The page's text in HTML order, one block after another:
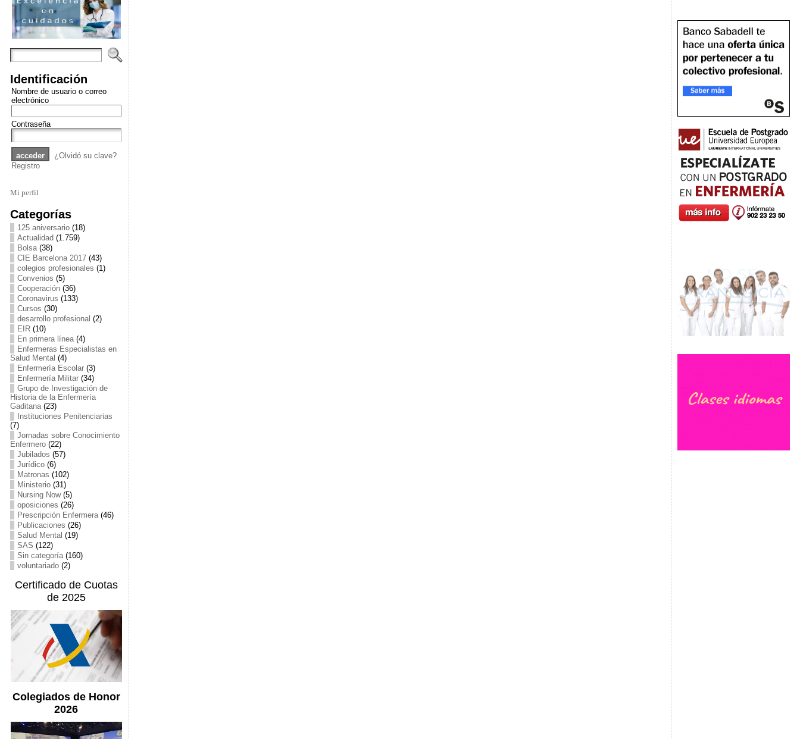
Identificación
Nombre de usuario o correo
electrónico
Contraseña
¿Olvidó su clave?
Registro
Mi perfil
Categorías
125 aniversario(18)
Actualidad (1.759)
Bolsa(38)
CIE Barcelona 2017(43)
colegios profesionales (1)
Convenios (5)
Cooperación(36)
Coronavirus (133)
Cursos (30)
desarrollo profesional (2)
EIR(10)
En primera línea(4)
Enfermeras Especialistas en
Salud Mental (4)
Enfermería Escolar(3)
Enfermería Militar(34)
Grupo de Investigación de
Historia de la Enfermería
Gaditana(23)
Instituciones Penitenciarias
(7)
Jornadas sobre Conocimiento
Enfermero(22)
Jubilados (57)
Jurídico(6)
Matronas (102)
Ministerio(31)
Nursing Now(5)
oposiciones (26)
Prescripción Enfermera(46)
Publicaciones (26)
Salud Mental (19)
SAS (122)
Sin categoría(160)
voluntariado(2)
Certificado de Cuotas
de 2025
Colegiados de Honor
2026